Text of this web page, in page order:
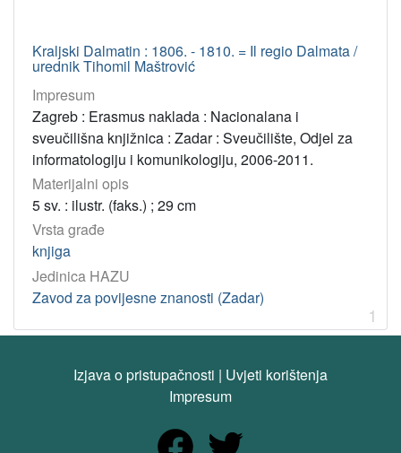
Kraljski Dalmatin : 1806. - 1810. = Il regio Dalmata /
urednik Tihomil Maštrović
Impresum
Zagreb : Erasmus naklada : Nacionalana i
sveučilišna knjižnica : Zadar : Sveučilište, Odjel za
informatologiju i komunikologiju, 2006-2011.
Materijalni opis
5 sv. : ilustr. (faks.) ; 29 cm
Vrsta građe
knjiga
Jedinica HAZU
Zavod za povijesne znanosti (Zadar)
1
Izjava o pristupačnosti | Uvjeti korištenja
Impresum